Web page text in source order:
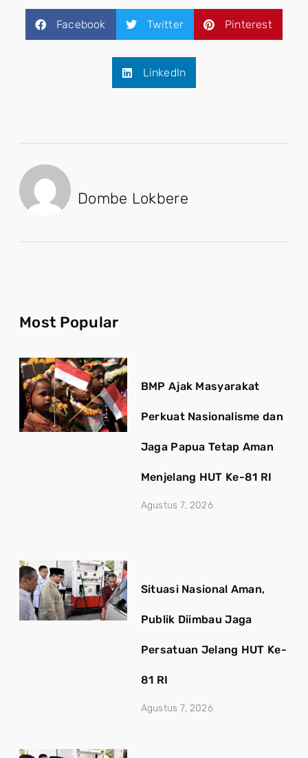
Facebook Twitter Pinterest
LinkedIn
Dombe Lokbere
Most Popular
BMP Ajak Masyarakat
Perkuat Nasionalisme dan
Jaga Papua Tetap Aman
Menjelang HUT Ke-81 RI
Agustus 7, 2026
Situasi Nasional Aman,
Publik Diimbau Jaga
Persatuan Jelang HUT Ke-
81 RI
Agustus 7, 2026